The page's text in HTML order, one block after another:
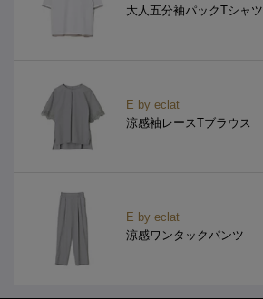
大人五分袖パックTシャツ
E by eclat
涼感袖レースTブラウス
E by eclat
涼感ワンタックパンツ